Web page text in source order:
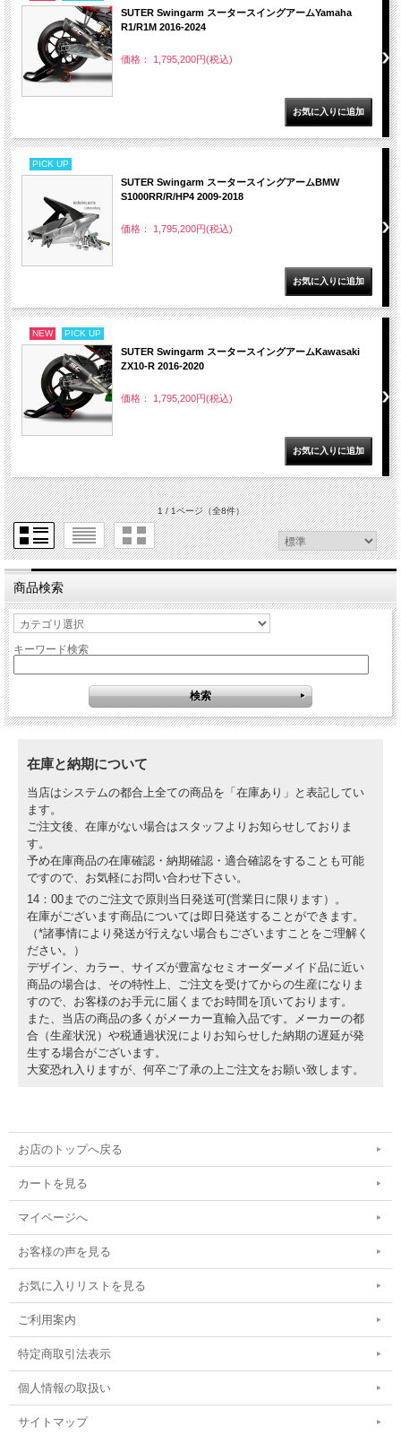
SUTER Swingarm スータースイングアームYamaha
R1/R1M 2016-2024
価格： 1,795,200円(税込)
PICK UP
SUTER Swingarm スータースイングアームBMW
S1000RR/R/HP4 2009-2018
価格： 1,795,200円(税込)
NEW PICK UP
SUTER Swingarm スータースイングアームKawasaki
ZX10-R 2016-2020
価格： 1,795,200円(税込)
1 / 1ページ（全8件）
商品検索
キーワード検索
在庫と納期について
当店はシステムの都合上全ての商品を「在庫あり」と表記してい
ます。
ご注文後、在庫がない場合はスタッフよりお知らせしておりま
す。
予め在庫商品の在庫確認・納期確認・適合確認をすることも可能
ですので、お気軽にお問い合わせ下さい。
14：00までのご注文で原則当日発送可(営業日に限ります）。
在庫がございます商品については即日発送することができます。
（*諸事情により発送が行えない場合もございますことをご理解く
ださい。）
デザイン、カラー、サイズが豊富なセミオーダーメイド品に近い
商品の場合は、その特性上、ご注文を受けてからの生産になりま
すので、お客様のお手元に届くまでお時間を頂いております。
また、当店の商品の多くがメーカー直輸入品です。メーカーの都
合（生産状況）や税通過状況によりお知らせした納期の遅延が発
生する場合がございます。
大変恐れ入りますが、何卒ご了承の上ご注文をお願い致します。
お店のトップへ戻る
カートを見る
マイページへ
お客様の声を見る
お気に入りリストを見る
ご利用案内
特定商取引法表示
個人情報の取扱い
サイトマップ